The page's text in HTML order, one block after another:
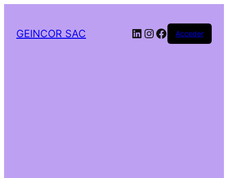
GEINCOR SAC LinkedIn
Instagram
Facebook
Acceder